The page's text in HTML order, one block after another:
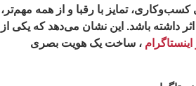
تمایز با رقبا و از همه مهم‌تر،
داشته باشد. این نشان می‌دهد که یکی از
، ساخت یک هویت بصری